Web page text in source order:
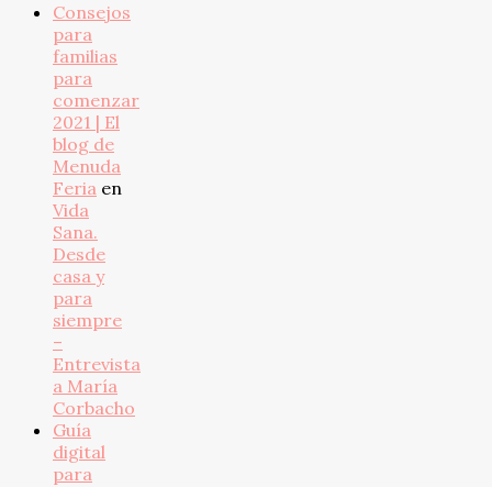
Consejos
para
familias
para
comenzar
2021 | El
blog de
Menuda
Feria en
Vida
Sana.
Desde
casa y
para
siempre
–
Entrevista
a María
Corbacho
Guía
digital
para